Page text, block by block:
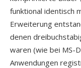
funktional identisch
Erweiterung
denen
waren (wie bei MS-
Anwendungen